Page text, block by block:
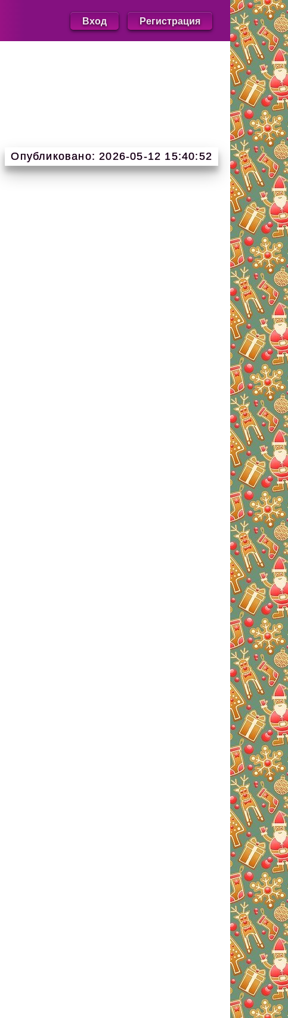
Вход Регистрация
Опубликовано: 2026-05-12 15:40:52